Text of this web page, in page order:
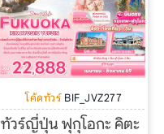
โค้ดทัวร์ BIF_JVZ277
ทัวร์ญี่ปุ่น ฟุกุโอกะ คิตะ